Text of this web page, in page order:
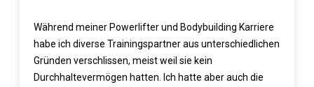
Während meiner Powerlifter und Bodybuilding Karriere
habe ich diverse Trainingspartner aus unterschiedlichen
Gründen verschlissen, meist weil sie kein
Durchhaltevermögen hatten. Ich hatte aber auch die